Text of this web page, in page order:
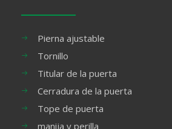
Pierna ajustable
Tornillo
Titular de la puerta
Cerradura de la puerta
Tope de puerta
manija y perilla